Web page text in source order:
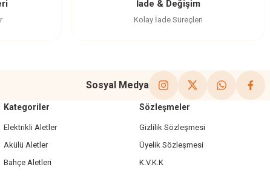
İade & Değişim
Kolay İade Süreçleri
Sosyal Medya
Kategoriler
Elektrikli Aletler
Akülü Aletler
Bahçe Aletleri
Sözleşmeler
Gizlilik Sözleşmesi
Üyelik Sözleşmesi
K.V.K.K